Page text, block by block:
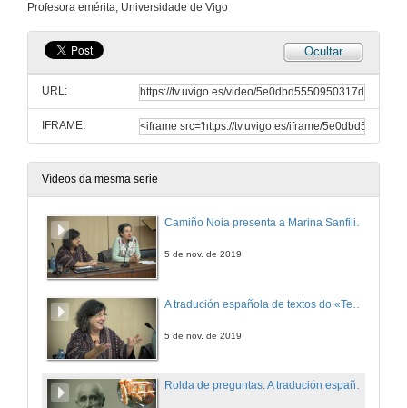
Profesora emérita, Universidade de Vigo
Ocultar
URL:
IFRAME:
Vídeos da mesma serie
Camiño Noia presenta a Marina Sanfilippo
5 de nov. de 2019
5 de nov. de 2019
Rolda de preguntas. A tradución española de textos do «Teatro dei Narrazione» de Ascanio Celestini e de contos populares de Giuseppe Pitrè